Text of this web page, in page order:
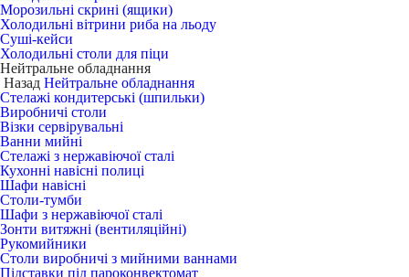
Морозильні скрині (ящики)
Холодильні вітрини риба на льоду
Суші-кейси
Холодильні столи для піци
Нейтральне обладнання
Назад Нейтральне обладнання
Стелажі кондитерські (шпильки)
Виробничі столи
Візки сервірувальні
Ванни мийні
Стелажі з нержавіючої сталі
Кухонні навісні полиці
Шафи навісні
Столи-тумби
Шафи з нержавіючої сталі
Зонти витяжні (вентиляційні)
Рукомийники
Столи виробничі з мийними ваннами
Підставки під пароконвектомат